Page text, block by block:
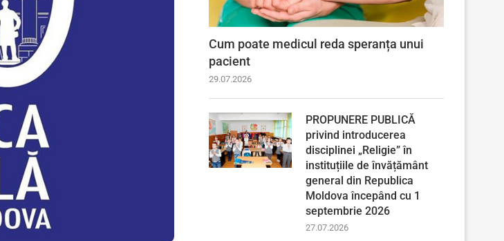
Cum poate medicul reda speranța unui
pacient
29.07.2026
PROPUNERE PUBLICĂ
privind introducerea
disciplinei „Religie” în
instituțiile de învățământ
general din Republica
Moldova începând cu 1
septembrie 2026
27.07.2026